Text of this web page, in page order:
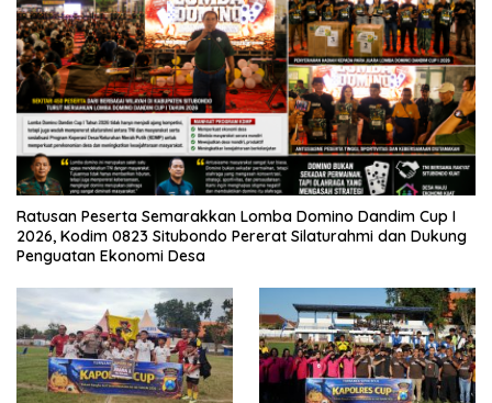
Ratusan Peserta Semarakkan Lomba Domino Dandim Cup I
2026, Kodim 0823 Situbondo Pererat Silaturahmi dan Dukung
Penguatan Ekonomi Desa